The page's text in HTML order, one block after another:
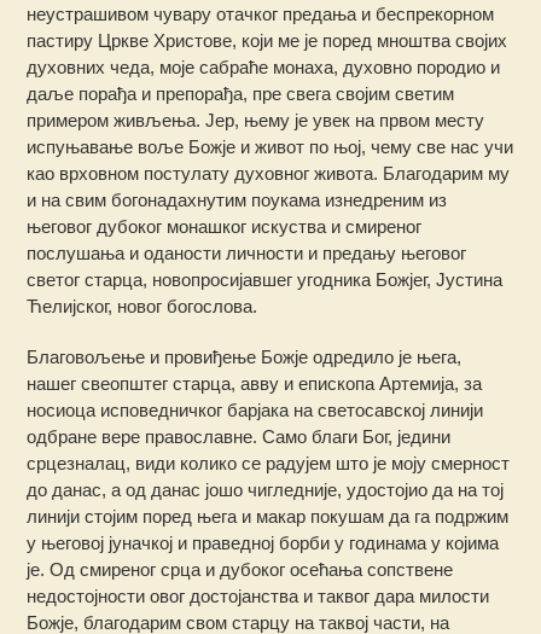
неустрашивом чувару отачког предања и беспрекорном
пастиру Цркве Христове, који ме је поред мноштва својих
духовних чеда, моје сабраће монаха, духовно породио и
даље порађа и препорађа, пре свега својим светим
примером живљења. Јер, њему је увек на првом месту
испуњавање воље Божје и живот по њој, чему све нас учи
као врховном постулату духовног живота. Благодарим му
и на свим богонадахнутим поукама изнедреним из
његовог дубоког монашког искуства и смиреног
послушања и оданости личности и предању његовог
светог старца, новопросијавшег угодника Божјег, Јустина
Ћелијског, новог богослова.
Благовољење и провиђење Божје одредило је њега,
нашег свеопштег старца, авву и епископа Артемија, за
носиоца исповедничког барјака на светосавској линији
одбране вере православне. Само благи Бог, једини
срцезналац, види колико се радујем што је моју смерност
до данас, а од данас јошо чигледније, удостојио да на тој
линији стојим поред њега и макар покушам да га подржим
у његовој јуначкој и праведној борби у годинама у којима
је. Од смиреног срца и дубоког осећања сопствене
недостојности овог достојанства и таквог дара милости
Божје, благодарим свом старцу на таквој части, на